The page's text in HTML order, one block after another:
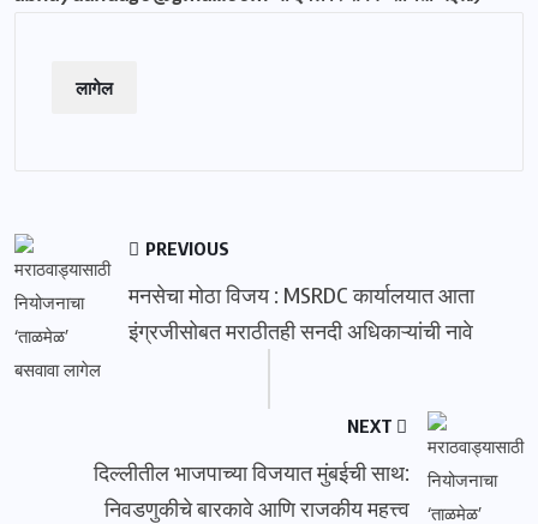
लागेल
PREVIOUS
मनसेचा मोठा विजय : MSRDC कार्यालयात आता
इंग्रजीसोबत मराठीतही सनदी अधिकाऱ्यांची नावे
NEXT
दिल्लीतील भाजपाच्या विजयात मुंबईची साथ:
निवडणुकीचे बारकावे आणि राजकीय महत्त्व